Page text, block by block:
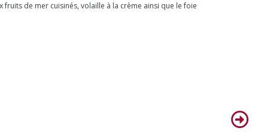
de mer cuisinés, volaille à la crème ainsi que le foie